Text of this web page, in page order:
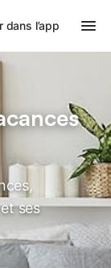
dans l’app
ses